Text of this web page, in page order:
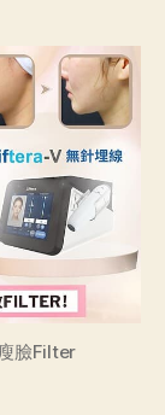
臉Filter